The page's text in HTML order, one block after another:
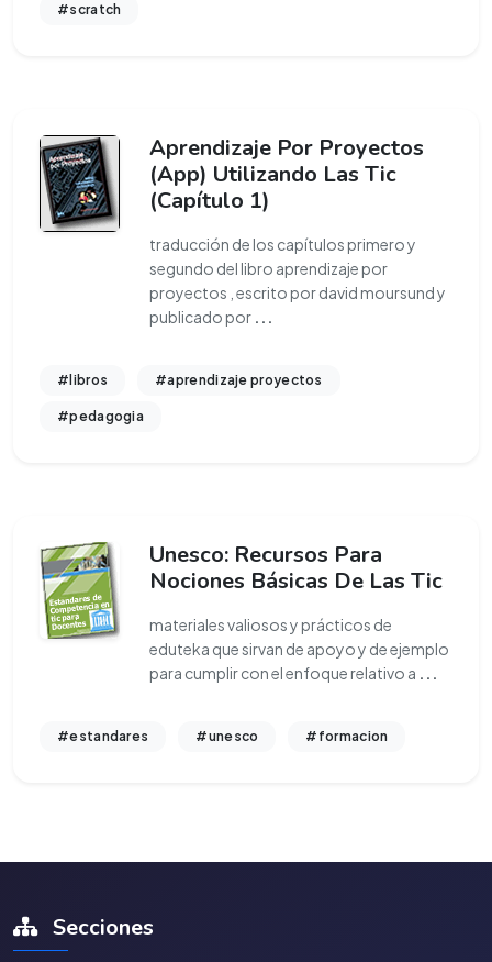
#scratch
Aprendizaje Por Proyectos
(App) Utilizando Las Tic
(Capítulo 1)
traducción de los capítulos primero y
segundo del libro aprendizaje por
proyectos , escrito por david moursund y
publicado por ...
#libros #aprendizaje proyectos
#pedagogia
Unesco: Recursos Para
Nociones Básicas De Las Tic
materiales valiosos y prácticos de
eduteka que sirvan de apoyo y de ejemplo
para cumplir con el enfoque relativo a ...
#estandares #unesco #formacion
Secciones